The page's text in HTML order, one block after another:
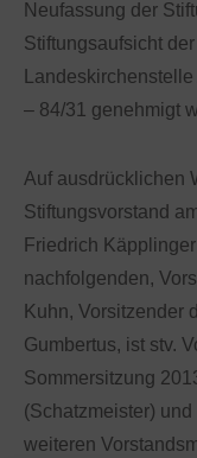
Neufassung der
Stiftungsaufsicht
– 84/31 genehmigt
Auf ausdrücklichen
Stiftungsvorstand
Friedrich
nachfolgenden,
Kuhn, Vorsitzender
Gumbertus, ist stv.
Sommersitzung
(Schatzmeister)
weiteren